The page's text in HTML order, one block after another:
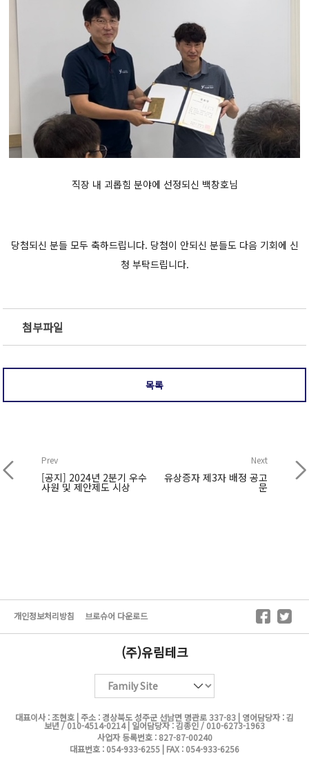
직장 내 괴롭힘 분야에 선정되신 백창호님
당첨되신 분들 모두 축하드립니다. 당첨이 안되신 분들도 다음 기회에 신
청 부탁드립니다.
첨부파일
Prev
[공지] 2024년 2분기 우수
사원 및 제안제도 시상
목록
Next
유상증자 제3자 배정 공고
문
개인정보처리방침 브로슈어 다운로드
(주)유림테크
대표이사 : 조현호 | 주소 : 경상북도 성주군 선남면 명관로 337-83 | 영어담당자 : 김
보년 / 010-4514-0214 | 일어담당자 : 김종인 / 010-6273-1963
사업자 등록번호 : 827-87-00240
대표번호 : 054-933-6255 | FAX : 054-933-6256